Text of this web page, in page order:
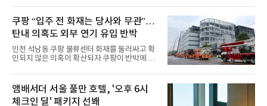
라 극장을 모티브로 한 데코레이션으로 구성됐
다. 무대 공간 및 티켓 박스
필먼트서비스(CFS)가 지난 28일부터 화재 피해
주민을 대상으로 전문 출장 청소서비스 지원에
나섬으로써 본격적인 지역사회 복구 작업이 시
작된 것이다.대피소 주민 중심 청소 접수, 첫날
부터 2가구 지원 완료CFS는 신현초등학교, 신
현북초등학교, 신현여자중학교 등 인천 서해구
관내 임시 대피소 3곳에서 체류해온 화재 피해
민들의 호응 속에 CFS는 즉시 행동에 나섰다. 지
난 28일 오후 전문 청소업체와
쿠팡 “입주 전 화재는 당사와 무관”…
탄내 의혹도 외부 연기 유입 반박
인천 석남동 쿠팡 물류센터 화재를 둘러싸고 확
인되지 않은 의혹이 확산되자 쿠팡이 반박에 나
에 대해서는 외부 화재 연기 유입이라고 설명했
고, 2023년 같은 물류센터에서 발생한 화재에
대해서도 쿠팡 입주 전 공사 과정에서 벌어진 일
이라며 선을 그었다.쿠팡은 21일 인천 물류센터
앰배서더 서울 풀만 호텔, '오후 6시
체크인 딜' 패키지 선봬